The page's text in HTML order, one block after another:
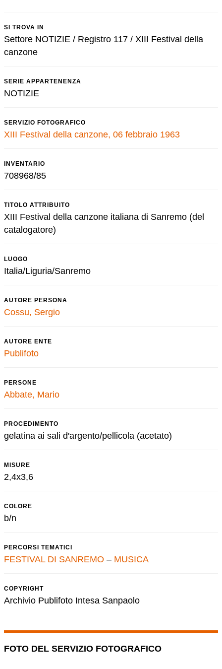
SI TROVA IN
Settore NOTIZIE / Registro 117 / XIII Festival della
canzone
SERIE APPARTENENZA
NOTIZIE
SERVIZIO FOTOGRAFICO
XIII Festival della canzone, 06 febbraio 1963
INVENTARIO
708968/85
TITOLO ATTRIBUITO
XIII Festival della canzone italiana di Sanremo (del
catalogatore)
LUOGO
Italia/Liguria/Sanremo
AUTORE PERSONA
Cossu, Sergio
AUTORE ENTE
Publifoto
PERSONE
Abbate, Mario
PROCEDIMENTO
gelatina ai sali d'argento/pellicola (acetato)
MISURE
2,4x3,6
COLORE
b/n
PERCORSI TEMATICI
FESTIVAL DI SANREMO – MUSICA
COPYRIGHT
Archivio Publifoto Intesa Sanpaolo
FOTO DEL SERVIZIO FOTOGRAFICO